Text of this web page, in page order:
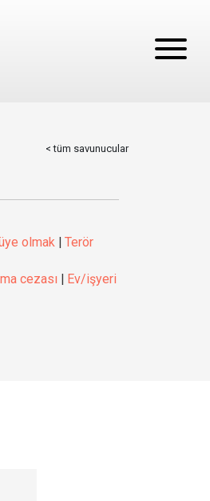
< tüm savunucular
olmak | Terör
cezası | Ev/işyeri